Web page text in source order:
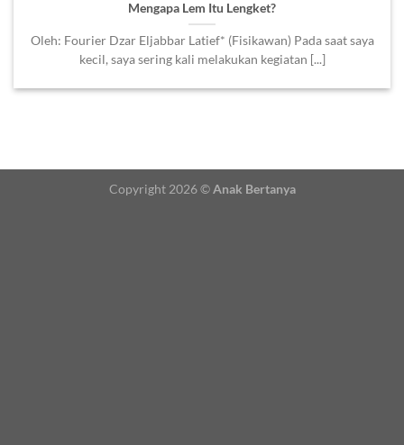
Mengapa Lem Itu Lengket?
Oleh: Fourier Dzar Eljabbar Latief* (Fisikawan) Pada saat saya
kecil, saya sering kali melakukan kegiatan [...]
Copyright 2026 ©Anak Bertanya